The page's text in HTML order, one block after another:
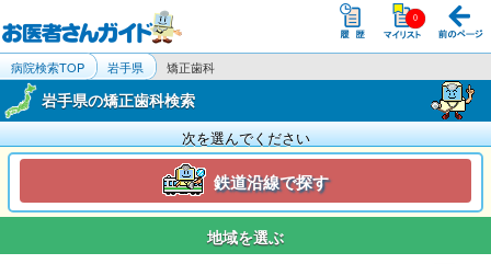
病院検索TOP 岩手県 矯正歯科
岩手県の矯正歯科検索
次を選んでください
鉄道沿線で探す
地域を選ぶ